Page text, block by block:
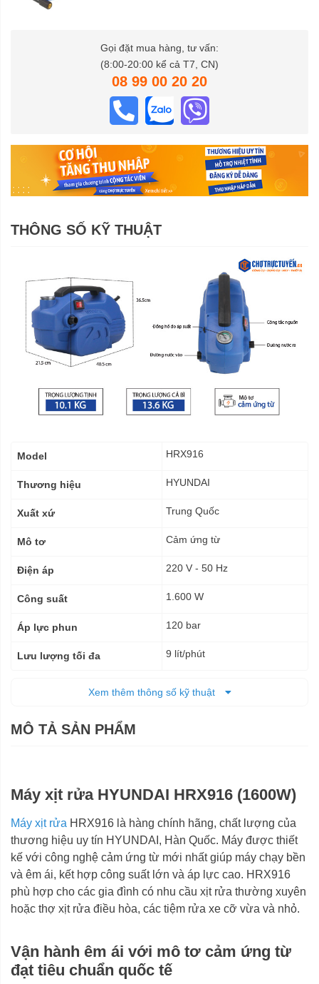
Gọi đặt mua hàng, tư vấn:
(8:00-20:00 kể cả T7, CN)
08 99 00 20 20
THÔNG SỐ KỸ THUẬT
kỹ
Model HRX916
Thương hiệu HYUNDAI
Xuất xứ Trung Quốc
Mô tơ Cảm ứng từ
Điện áp 220 V - 50 Hz
Công suất 1.600 W
Áp lực phun 120 bar
Lưu lượng tối đa 9 lít/phút
Bảo hành 8 tháng
Xem thêm thông số kỹ thuật
MÔ TẢ SẢN PHẨM
Máy xịt rửa HYUNDAI HRX916 (1600W)
Máy xịt rửa HRX916 là hàng chính hãng, chất lượng của
thương hiệu uy tín HYUNDAI, Hàn Quốc. Máy được thiết
kế với công nghệ cảm ứng từ mới nhất giúp máy chạy bền
và êm ái, kết hợp công suất lớn và áp lực cao. HRX916
phù hợp cho các gia đình có nhu cầu xịt rửa thường xuyên
hoặc thợ xịt rửa điều hòa, các tiệm rửa xe cỡ vừa và nhỏ.
Vận hành êm ái với mô tơ cảm ứng từ
đạt tiêu chuẩn quốc tế